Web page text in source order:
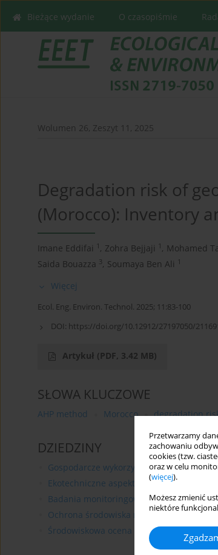
Przetwarzamy
zachowaniu
cookies (tzw.
oraz w celu
(więcej).
Możesz zmienić
niektóre
Bieżące wydanie O czasopiśmie
Wolumen 26, Zeszyt 11, 2025
Degradation risk of
(Morocco): Inventory
Imane Eddifai 1 , Zohra Bejjaji 1 , Mohamed
Saida Bouazza 3, Soumaya Ben Ali 1
Więcej
Ecol. Eng. Environ. Technol. 2025; 11:83-100
DOI: https://doi.org/10.12912/27197050/
Artykuł (PDF, 3.42 MB)
SŁOWA KLUCZOWE
AHP method Morocco degradation
DZIEDZINY
Gospodarcze wykorzystanie
Ekotechniczne aspekty zrównoważonego
Badania monitoringowe środowiska
Ochrona środowiska na obszarach
Środowiskowa ocena cyklu życia produktów